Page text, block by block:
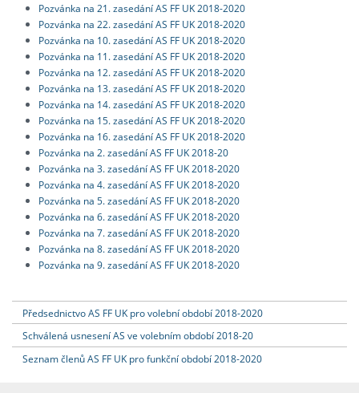
Pozvánka na 21. zasedání AS FF UK 2018-2020
Pozvánka na 22. zasedání AS FF UK 2018-2020
Pozvánka na 10. zasedání AS FF UK 2018-2020
Pozvánka na 11. zasedání AS FF UK 2018-2020
Pozvánka na 12. zasedání AS FF UK 2018-2020
Pozvánka na 13. zasedání AS FF UK 2018-2020
Pozvánka na 14. zasedání AS FF UK 2018-2020
Pozvánka na 15. zasedání AS FF UK 2018-2020
Pozvánka na 16. zasedání AS FF UK 2018-2020
Pozvánka na 2. zasedání AS FF UK 2018-20
Pozvánka na 3. zasedání AS FF UK 2018-2020
Pozvánka na 4. zasedání AS FF UK 2018-2020
Pozvánka na 5. zasedání AS FF UK 2018-2020
Pozvánka na 6. zasedání AS FF UK 2018-2020
Pozvánka na 7. zasedání AS FF UK 2018-2020
Pozvánka na 8. zasedání AS FF UK 2018-2020
Pozvánka na 9. zasedání AS FF UK 2018-2020
Předsednictvo AS FF UK pro volební období 2018-2020
Schválená usnesení AS ve volebním období 2018-20
Seznam členů AS FF UK pro funkční období 2018-2020